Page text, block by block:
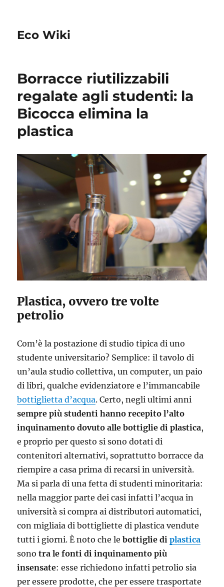
Eco Wiki
Borracce riutilizzabili
regalate agli studenti: la
Bicocca elimina la
plastica
Plastica, ovvero tre volte
petrolio
Com’è la postazione di studio tipica di uno
studente universitario? Semplice: il tavolo di
un’aula studio collettiva, un computer, un paio
di libri, qualche evidenziatore e l’immancabile
bottiglietta d’acqua. Certo, negli ultimi anni
sempre più studenti hanno recepito l’alto
inquinamento dovuto alle bottiglie di plastica,
e proprio per questo si sono dotati di
contenitori alternativi, soprattutto borracce da
riempire a casa prima di recarsi in università.
Ma si parla di una fetta di studenti minoritaria:
nella maggior parte dei casi infatti l’acqua in
università si compra ai distributori automatici,
con migliaia di bottigliette di plastica vendute
tutti i giorni. È noto che le bottiglie diplastica
sonotra le fonti di inquinamento più
insensate: esse richiedono infatti petrolio sia
per essere prodotte, che per essere trasportate